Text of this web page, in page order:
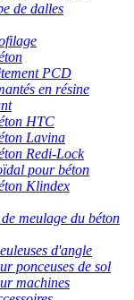
de dalles
PCD
en résine
HTC
Lavina
Redi-Lock
pour béton
Klindex
meulage du béton
d'angle
ponceuses de sol
machines